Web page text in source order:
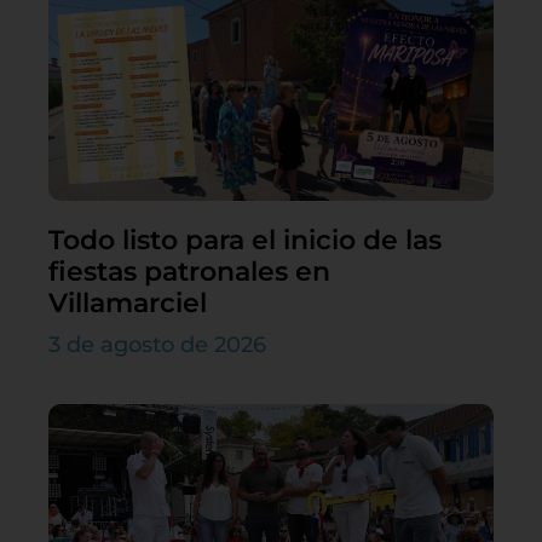
Todo listo para el inicio de las
fiestas patronales en
Villamarciel
3 de agosto de 2026